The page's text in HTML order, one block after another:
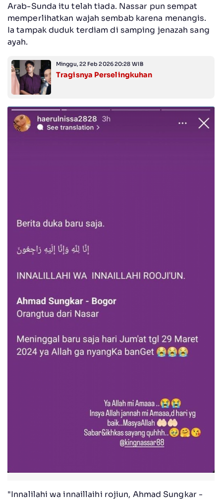
Arab-Sunda itu telah tiada. Nassar pun sempat
memperlihatkan wajah sembab karena menangis.
Ia tampak duduk terdiam di samping jenazah sang
ayah.
Minggu, 22 Feb 2026 20:28 WIB
Tragisnya Perselingkuhan
"Innalilahi wa innaillaihi rojiun, Ahmad Sungkar -